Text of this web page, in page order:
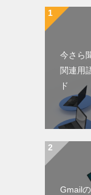
今さら
関連用
ド
Gmail